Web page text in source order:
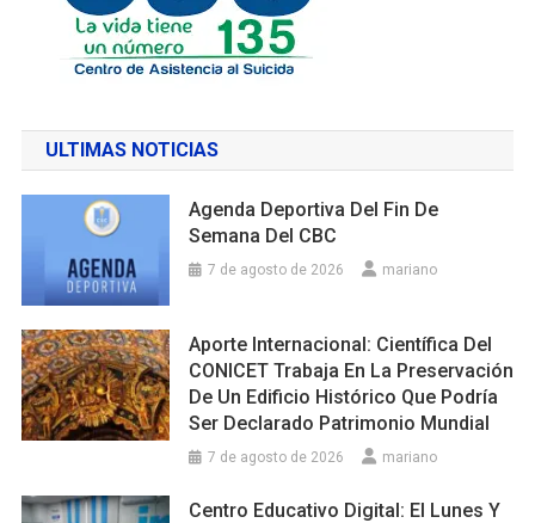
ULTIMAS NOTICIAS
Agenda Deportiva Del Fin De
Semana Del CBC
7 de agosto de 2026 mariano
Aporte Internacional: Científica Del
CONICET Trabaja En La Preservación
De Un Edificio Histórico Que Podría
Ser Declarado Patrimonio Mundial
7 de agosto de 2026 mariano
Centro Educativo Digital: El Lunes Y